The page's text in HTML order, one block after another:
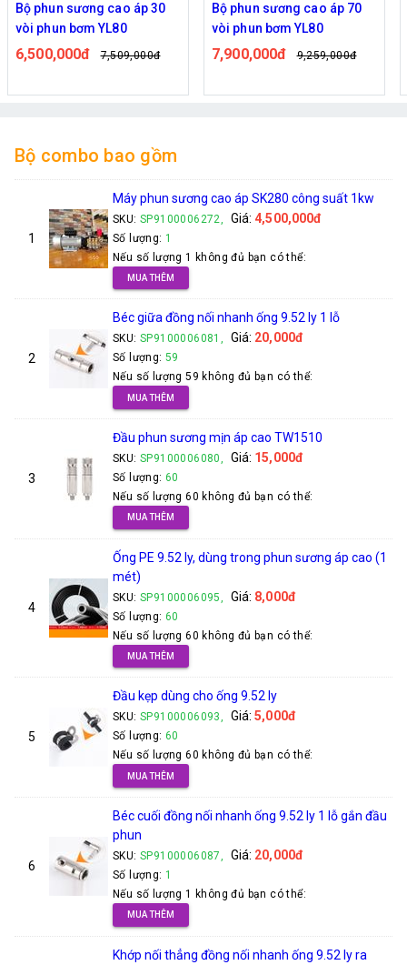
Bộ phun sương cao áp 70
vòi phun bơm YL80
7,900,000đ 9,259,000đ
Bộ combo phun sương cao
áp 200 vòi phun bơm sk290
11,500,000đ 14,779,000đ
Bộ combo bao gồm
1
Máy phun sương cao áp SK280 công suất 1kw
SKU: SP9100006272, Giá:4,500,000đ
Số lượng: 1
Nếu số lượng 1 không đủ bạn có thể:
MUA THÊM
2
Béc giữa đồng nối nhanh ống 9.52 ly 1 lỗ
SKU: SP9100006081, Giá: 20,000đ
Số lượng: 59
Nếu số lượng 59 không đủ bạn có thể:
MUA THÊM
3
Đầu phun sương mịn áp cao TW1510
SKU: SP9100006080, Giá: 15,000đ
Số lượng: 60
Nếu số lượng 60 không đủ bạn có thể:
MUA THÊM
4
Ống PE 9.52 ly, dùng trong phun sương áp cao (1
mét)
SKU: SP9100006095, Giá: 8,000đ
Số lượng: 60
Nếu số lượng 60 không đủ bạn có thể:
MUA THÊM
5
Đầu kẹp dùng cho ống 9.52 ly
SKU: SP9100006093, Giá:5,000đ
Số lượng: 60
Nếu số lượng 60 không đủ bạn có thể:
MUA THÊM
6
Béc cuối đồng nối nhanh ống 9.52 ly 1 lỗ gắn đầu
phun
SKU: SP9100006087, Giá: 20,000đ
Số lượng: 1
Nếu số lượng 1 không đủ bạn có thể:
MUA THÊM
Khớp nối thẳng đồng nối nhanh ống 9.52 ly ra